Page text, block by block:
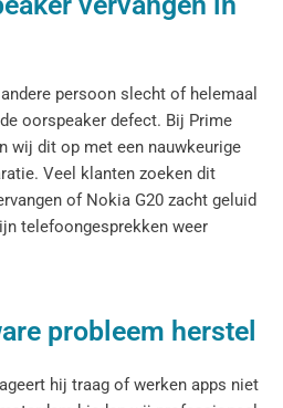
persoon slecht of helemaal
oorspeaker defect. Bij Prime
wij dit op met een nauwkeurige
Veel klanten zoeken dit
of Nokia G20 zacht geluid
telefoongesprekken weer
probleem herstel
hij traag of werken apps niet